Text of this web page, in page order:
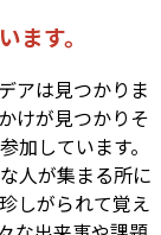
ます。
アは見つかりま
けが見つかりそ
加しています。
人が集まる所に
しがられて覚え